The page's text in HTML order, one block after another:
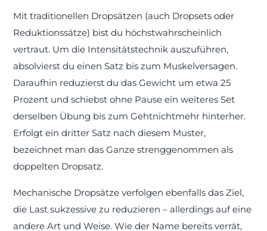
Mit traditionellen Dropsätzen (auch Dropsets oder
Reduktionssätze) bist du höchstwahrscheinlich
vertraut. Um die Intensitätstechnik auszuführen,
absolvierst du einen Satz bis zum Muskelversagen.
Daraufhin reduzierst du das Gewicht um etwa 25
Prozent und schiebst ohne Pause ein weiteres Set
derselben Übung bis zum Gehtnichtmehr hinterher.
Erfolgt ein dritter Satz nach diesem Muster,
bezeichnet man das Ganze strenggenommen als
doppelten Dropsatz.
Mechanische Dropsätze verfolgen ebenfalls das Ziel,
die Last sukzessive zu reduzieren – allerdings auf eine
andere Art und Weise. Wie der Name bereits verrät,